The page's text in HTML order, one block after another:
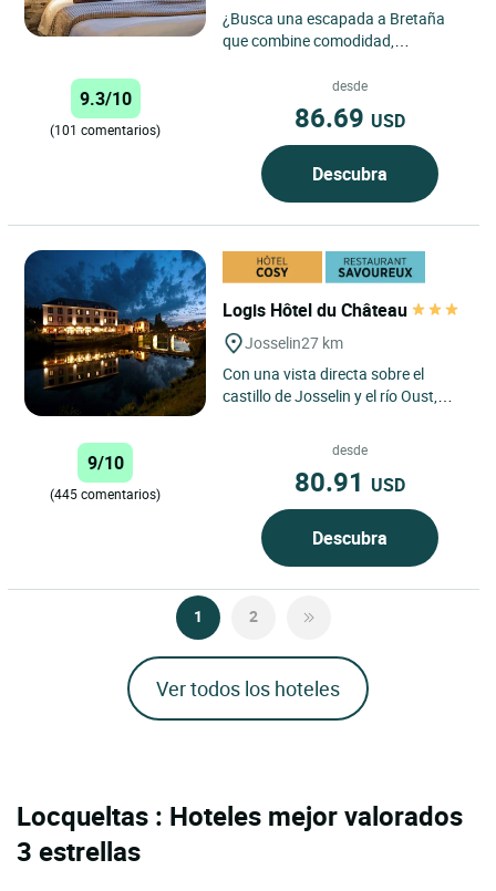
¿Busca una escapada a Bretaña
que combine comodidad,
acogedor? El Logis Hôtel -
L’Auberge...
9.3/10
(101 comentarios)
desde
86.69 USD
Descubra
Logis Hôtel du Château
Josselin27 km
Con una vista directa sobre el
castillo de Josselin y el río Oust,
9/10
(445 comentarios)
desde
80.91 USD
Descubra
1 2
Ver todos los hoteles
Locqueltas : Hoteles mejor valorados
3 estrellas